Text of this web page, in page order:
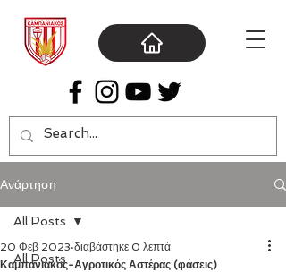
Ανάρτηση
All Posts
All Posts
Καμπανιακός-Αγροτικός Αστέρας (φάσεις)
20 Φεβ 2023 διαβάστηκε 0 λεπτά